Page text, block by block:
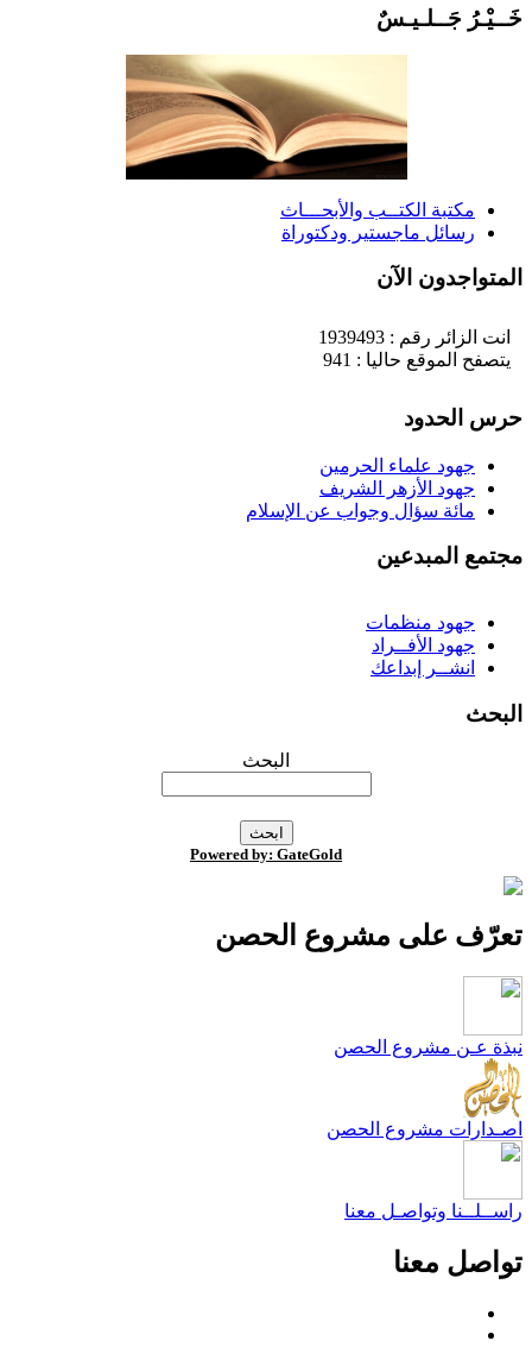
جَــلـيـسٌ
مكتبة الكتــب والأبحـــاث
رسائل ماجستير ودكتوراة
الآن
انت الزائر رقم : 1939493
يتصفح الموقع حاليا : 941
الحدود
جهود علماء الحرمين
جهود الأزهر الشريف
مائة سؤال وجواب عن الإسلام
المبدعين
جهود منظمات
جهود الأفــراد
انشــر إبداعك
البحث
Powered by: GateGold
على مشروع الحصن
عـن مشروع الحصن
مشروع الحصن
وتواصـل معنا
معنا